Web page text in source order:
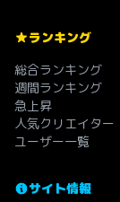
ランキング
総合ランキング
週間ランキング
急上昇
人気クリエイター
ユーザー一覧
サイト情報